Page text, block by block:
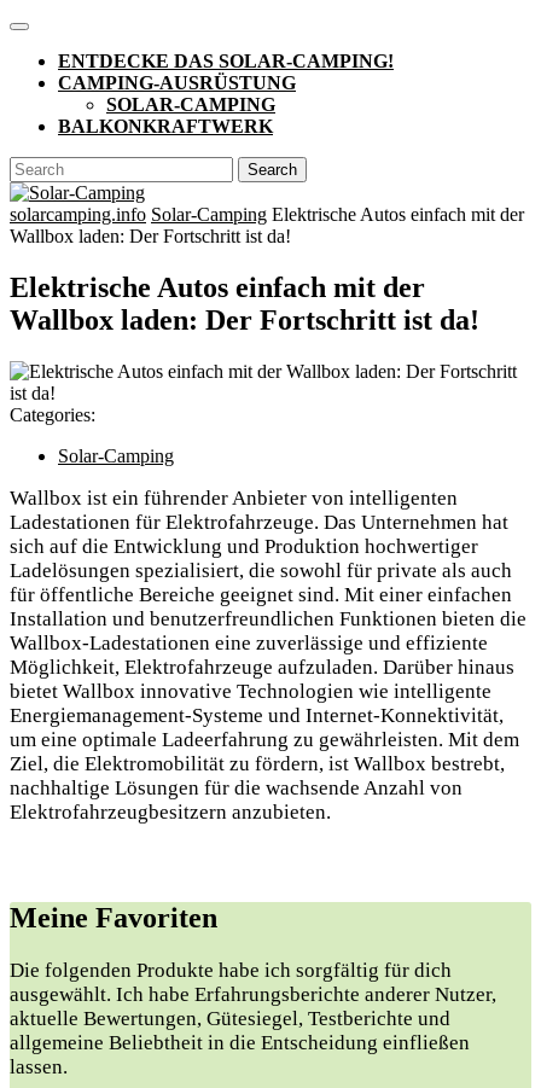
Skip
content
Open
ButtonENTDECKE DAS SOLAR-CAMPING!
CAMPING-AUSRÜSTUNG
SOLAR-CAMPING
BALKONKRAFTWERK
CLOSE
BUTTON
Search
for:
solarcamping.info Solar-Camping Elektrische Autos einfach mit der
Wallbox laden: Der Fortschritt ist da!
Elektrische Autos einfach mit der
Wallbox laden: Der Fortschritt ist da!
Categories:
Solar-Camping
Wallbox ist ein führender Anbieter von intelligenten
Ladestationen für Elektrofahrzeuge. Das Unternehmen hat
sich auf die Entwicklung und Produktion hochwertiger
Ladelösungen spezialisiert, die sowohl für private als auch
für öffentliche Bereiche geeignet sind. Mit einer einfachen
Installation und benutzerfreundlichen Funktionen bieten die
Wallbox-Ladestationen eine zuverlässige und effiziente
Möglichkeit, Elektrofahrzeuge aufzuladen. Darüber hinaus
bietet Wallbox innovative Technologien wie intelligente
Energiemanagement-Systeme und Internet-Konnektivität,
um eine optimale Ladeerfahrung zu gewährleisten. Mit dem
Ziel, die Elektromobilität zu fördern, ist Wallbox bestrebt,
nachhaltige Lösungen für die wachsende Anzahl von
Elektrofahrzeugbesitzern anzubieten.
Meine Favoriten
Die folgenden Produkte habe ich sorgfältig für dich
ausgewählt. Ich habe Erfahrungsberichte anderer Nutzer,
aktuelle Bewertungen, Gütesiegel, Testberichte und
allgemeine Beliebtheit in die Entscheidung einfließen
lassen.